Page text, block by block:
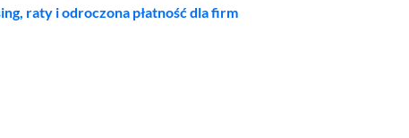
raty i odroczona płatność dla firm